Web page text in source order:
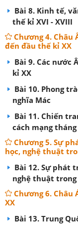
Bài 8. Kinh tế,
thế kỉ XVI - XVIII
Chương 4. Châu
đến đầu thế kỉ XX
Bài 9. Các nước
kỉ XX
Bài 10. Phong
nghĩa Mác
Bài 11. Chiến
cách mạng
Chương 5. Sự
học, nghệ thuật
Bài 12. Sự phát
nghệ thuật trong
Chương 6. Châu
XX
Bài 13. Trung